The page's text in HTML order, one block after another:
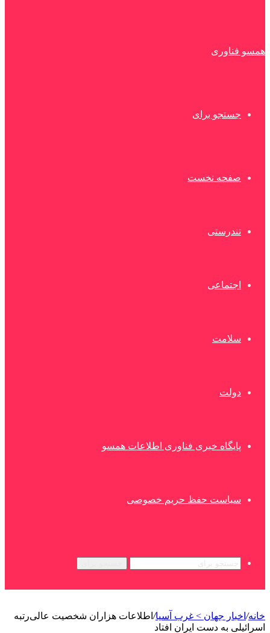
همسو فناوری
جستجو برای
صفحه نخست
تندرستی
اجتماعی
سلامت
دولت
پایگاه خبری فناوری اطلاعات همسو
سیاست حفظ حریم خصوصی
خانه/ اخبار جهان > غرب آسیا/ اطلاعات هزاران شخصیت عالی‌رتبه
اسرائیلی به دست ایران افتاد